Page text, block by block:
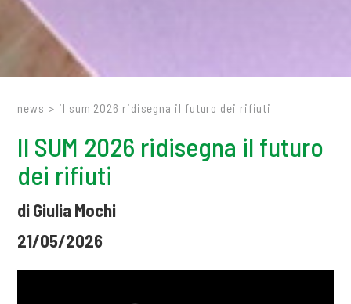
news > il sum 2026 ridisegna il futuro dei rifiuti
Il SUM 2026 ridisegna il futuro
dei rifiuti
di Giulia Mochi
21/05/2026